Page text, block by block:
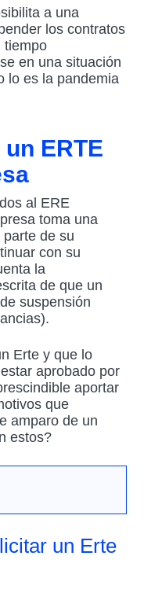
a una
los contratos
tiempo
en una situación
lo es la pandemia
ERTE
al ERE
toma una
de su
con su
la
de que un
suspensión
Erte y que lo
aprobado por
aportar
que
amparo de un
estos?
un Erte